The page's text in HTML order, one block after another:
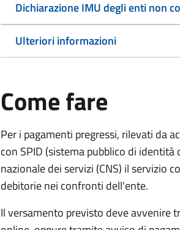
Dichiarazione IMU degli enti non
Ulteriori informazioni
Come fare
Per i pagamenti pregressi, rilevati da
con SPID (sistema pubblico di
nazionale dei servizi (CNS) il servizio
debitorie nei confronti dell'ente.
Il versamento previsto deve avvenire